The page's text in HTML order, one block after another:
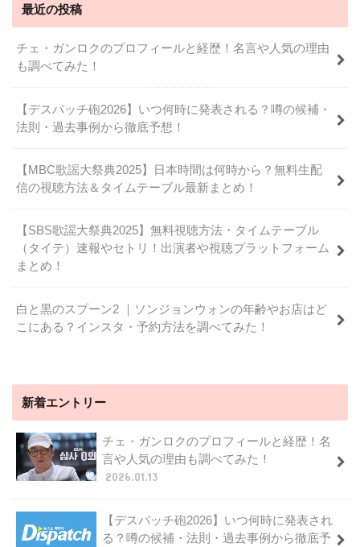
最近の投稿
チェ・ガンロクのプロフィールと経歴！名言や人気の理由
も調べてみた！
【デスパッチ砲2026】いつ何時に発表される？噂の候補・
法則・過去事例から徹底予想！
【MBC歌謡大祭典2025】日本時間は何時から？無料生配
信の視聴方法＆タイムテーブル最新まとめ！
【SBS歌謡大祭典2025】無料視聴方法・タイムテーブル
（タイテ）速報やセトリ！出演者や視聴プラットフォーム
まとめ！
白と黒のスプーン2 ｜ソンジョンウォンの年齢やお店はど
こにある？インスタ・予約方法を調べてみた！
新着エントリー
チェ・ガンロクのプロフィールと経歴！名
言や人気の理由も調べてみた！
2026.01.13
【デスパッチ砲2026】いつ何時に発表され
る？噂の候補・法則・過去事例から徹底予